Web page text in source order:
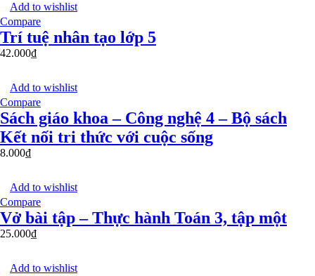
Add to wishlist
Compare
Trí tuệ nhân tạo lớp 5
42.000₫
Add to wishlist
Compare
Sách giáo khoa – Công nghệ 4 – Bộ sách
Kết nối tri thức với cuộc sống
8.000₫
Add to wishlist
Compare
Vở bài tập – Thực hành Toán 3, tập một
25.000₫
Add to wishlist